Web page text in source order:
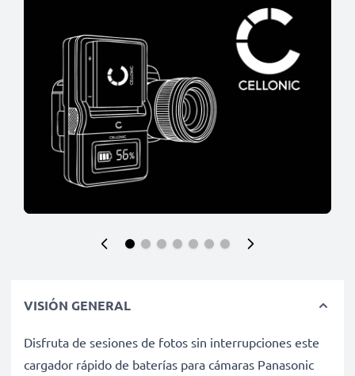
VISIÓN GENERAL
Disfruta de sesiones de fotos sin interrupciones este
cargador rápido de baterías para cámaras Panasonic